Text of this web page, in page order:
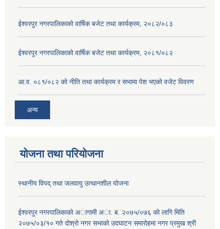
ईश्वरपुर नगरपालिकाको वार्षिक बजेट तथा कार्यक्रम, २०८२/०८३
ईश्वरपुर नगरपालिकाको वार्षिक बजेट तथा कार्यक्रम, २०८१/०८२
आ.व. ०८१/०८२ को नीति तथा कार्यक्रम र सभामा पेश भएको वजेट विवरण
अन्य
योजना तथा परियोजना
स्थानीय विपद् तथा जलवायु उत्थानशील योजना
ईश्वरपुर नगरपालिकाकाे अागामी अा. ब. २०७५/०७६ काे लागि मिति
२०७५/०३/१० गते दोश्रो नगर सभाको उदघाटन समाराेहमा नगर प्रमुख श्री